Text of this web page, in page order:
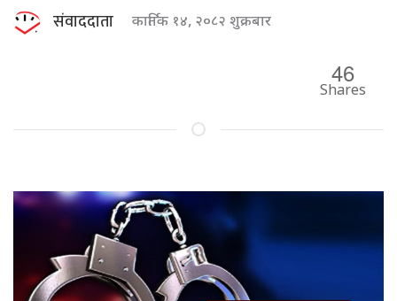
संवाददाता कार्तिक १४, २०८२ शुक्रबार
46
Shares